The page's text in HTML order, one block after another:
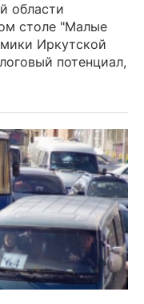
области
столе "Малые
Иркут­ской
потен­циал,